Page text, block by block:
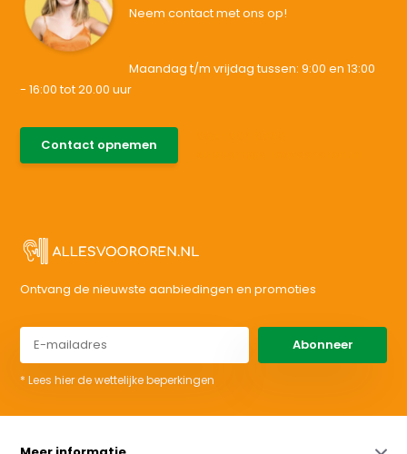
Neem contact met ons op!
Maandag t/m vrijdag tussen: 9:00 en 13:00
- 16:00 tot 20.00 uur
Contact opnemen
Ontvang de nieuwste aanbiedingen en promoties
Abonneer
* Lees hier de wettelijke beperkingen